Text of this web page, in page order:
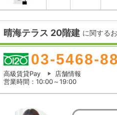
晴海テラス 20階建 に関する
03-5468-
高級賃貸Pay
店舗情報
営業時間：10:00～19:00